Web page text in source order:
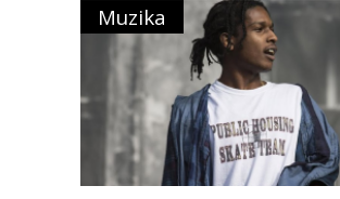
Muzika